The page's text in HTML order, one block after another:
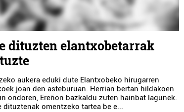
dituzten elantxobetarrak
aukera eduki dute Elantxobeko hirugarren
joan den asteburuan. Herrian bertan hildakoen
ondoren, Ereñon bazkaldu zuten hainbat lagunek.
dituztenak omentzeko tartea be e...